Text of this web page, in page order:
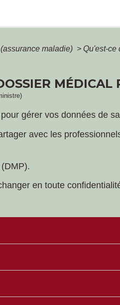
maladie) > Qu'est-ce
MÉDICAL
gérer vos données de
avec les
en toute